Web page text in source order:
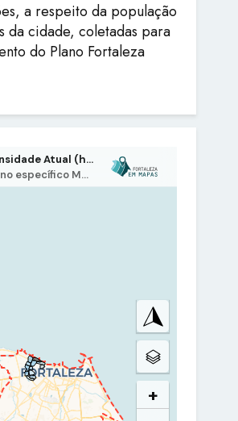
a respeito da população
da cidade, coletadas para
do Plano Fortaleza